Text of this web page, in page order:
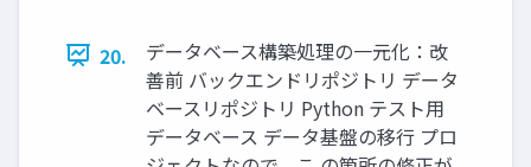
20.
データベース構築処理の一元化：改
善前 バックエンドリポジトリ データ
ベースリポジトリ Python テスト用
データベース データ基盤の移行 プロ